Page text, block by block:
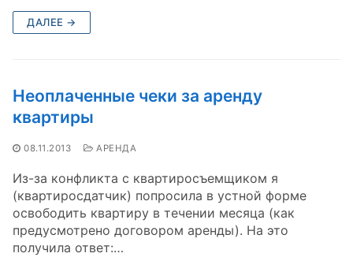
ДАЛЕЕ →
Неоплаченные чеки за аренду
квартиры
08.11.2013 АРЕНДА
Из-за конфликта с квартиросъемщиком я
(квартиросдатчик) попросила в устной форме
освободить квартиру в течении месяца (как
предусмотрено договором аренды). На это
получила ответ:…